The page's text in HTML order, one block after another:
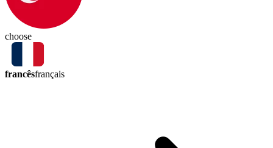
choose
francêsfrançais